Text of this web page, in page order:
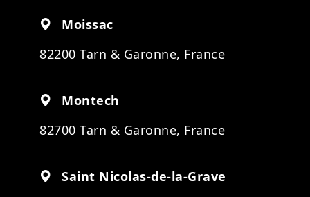
Moissac
82200 Tarn & Garonne, France
Montech
82700 Tarn & Garonne, France
Saint Nicolas-de-la-Grave